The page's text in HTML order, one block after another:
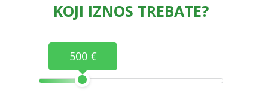
KOJI IZNOS TREBATE?
500 €